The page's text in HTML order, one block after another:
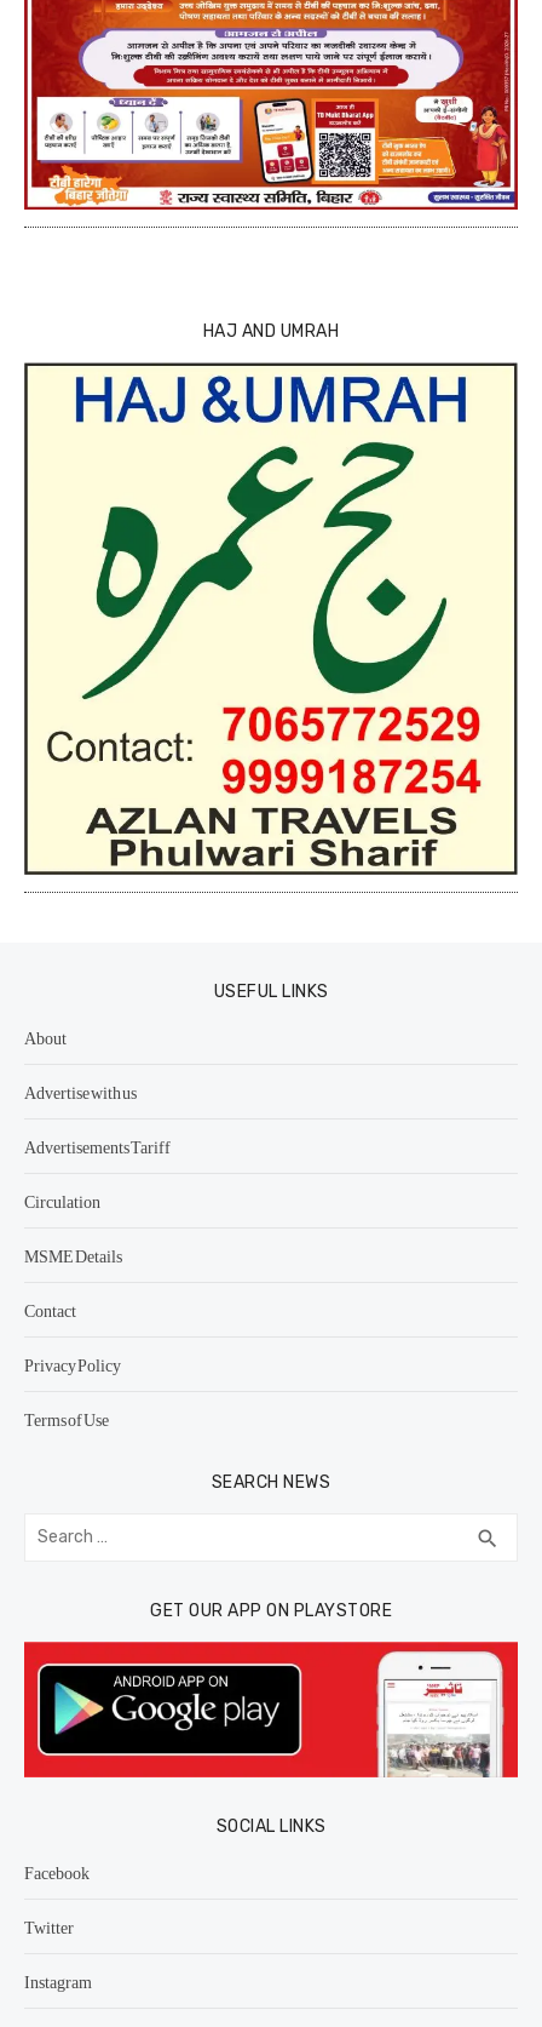
HAJ AND UMRAH
USEFUL LINKS
About
Advertise with us
Advertisements Tariff
Circulation
MSME Details
Contact
Privacy Policy
Terms of Use
SEARCH NEWS
Search
for: search
GET OUR APP ON PLAYSTORE
SOCIAL LINKS
Facebook
Twitter
Instagram